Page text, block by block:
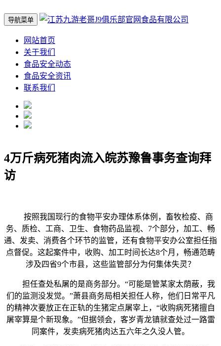
导航菜单
网站首页
关于我们
食品安全动态
食品安全资讯
联系我们
4万斤病死猪肉流入皖苏豫鲁事务查询拜
访
按照我国现行的食物平安办理体系体例，畜牧检疫、商
务、质检、工商、卫生、食物药品监视、7个部分，加工、畅
通、发卖、消费各个环节的监管，还有食物平安办公室担任指
点督促。这起案件中，收购、加工时间长达8个月，畅通范畴
涉及四省9个市县，这些监管部分为何集体失灵？
担任查处私屠的是商务部分。“可能是管某家太荫蔽，我
们的监测没发觉。”萧县商务局相关担任人称，他们日常平凡
的精神次要放正在正轨的生猪定点屠宰上，“收购病死猪擅自
屠宰算是个新现象。”但据领会，客岁青龙镇就查处过一路雷
同案件，发卖病死猪肉达五六年之久没人管。